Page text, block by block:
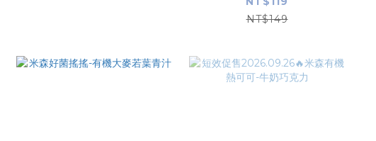
NT$149